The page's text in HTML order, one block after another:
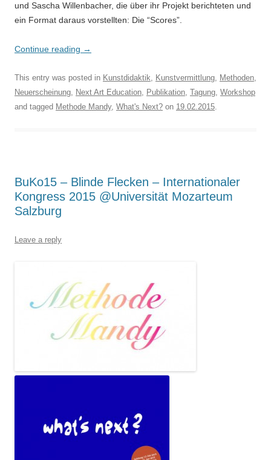
und Sascha Willenbacher, die über ihr Projekt berichteten und
ein Format daraus vorstellten: Die “Scores”.
Continue reading →
This entry was posted in Kunstdidaktik, Kunstvermittlung, Methoden,
Neuerscheinung, Next Art Education, Publikation, Tagung, Workshop
and tagged Methode Mandy, What's Next? on 19.02.2015.
BuKo15 – Blinde Flecken – Internationaler
Kongress 2015 @Universität Mozarteum
Salzburg
Leave a reply